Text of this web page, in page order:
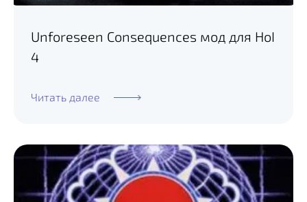
Unforeseen Consequences мод для HoI
4
Читать далее